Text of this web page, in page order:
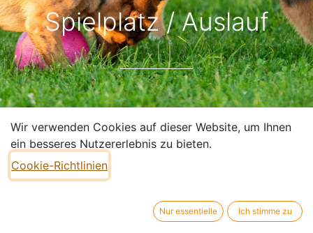
Spielplatz / Auslauf
Wir verwenden Cookies auf dieser Website, um Ihnen
ein besseres Nutzererlebnis zu bieten.
Cookie-Richtlinien
Nur essentielle Ich stimme zu